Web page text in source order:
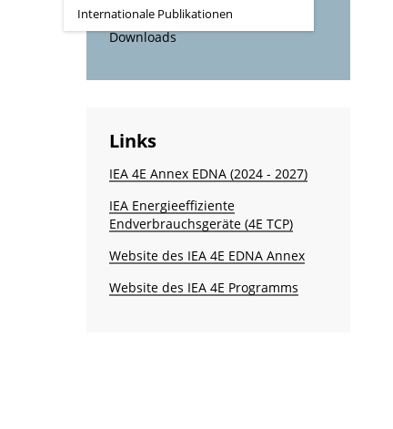
Internationale Publikationen
Inhaltsbeschreibung
Downloads
Links
IEA 4E Annex EDNA (2024 - 2027)
IEA Energieeffiziente
Endverbrauchsgeräte (4E TCP)
Website des IEA 4E EDNA Annex
Website des IEA 4E Programms